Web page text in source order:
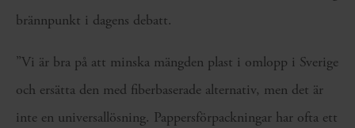
brännpunkt i dagens debatt.
”Vi är bra på att minska mängden plast i omlopp i Sverige
och ersätta den med fiberbaserade alternativ, men det är
inte en universallösning. Pappersförpackningar har ofta ett